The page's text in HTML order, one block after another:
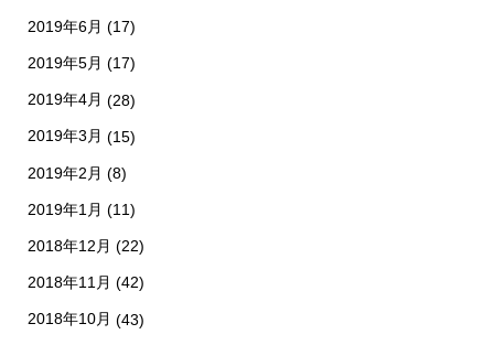
2019年6月 (17)
2019年5月 (17)
2019年4月 (28)
2019年3月 (15)
2019年2月 (8)
2019年1月 (11)
2018年12月 (22)
2018年11月 (42)
2018年10月 (43)